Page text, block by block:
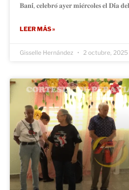
𝐁𝐚𝐧𝐢́, 𝐜𝐞𝐥𝐞𝐛𝐫𝐨́ 𝐚𝐲𝐞𝐫 𝐦𝐢𝐞́𝐫𝐜𝐨𝐥𝐞𝐬 𝐞𝐥 𝐃𝐢́𝐚
LEER MÁS »
Gisselle Hernández 2 octubre, 2025